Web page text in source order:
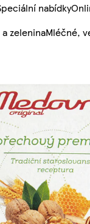
nabídky
zeleninaMléčné,